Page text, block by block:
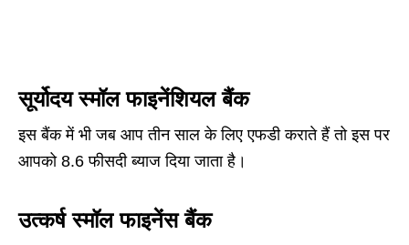
सूर्योदय स्मॉल फाइनेंशियल बैंक
इस बैंक में भी जब आप तीन साल के लिए एफडी कराते हैं तो इस पर
आपको 8.6 फीसदी ब्याज दिया जाता है।
उत्कर्ष स्मॉल फाइनेंस बैंक